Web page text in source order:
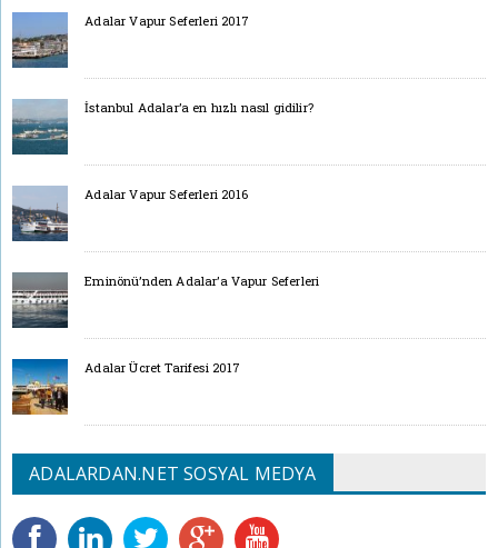
Adalar Vapur Seferleri 2017
İstanbul Adalar’a en hızlı nasıl gidilir?
Adalar Vapur Seferleri 2016
Eminönü’nden Adalar’a Vapur Seferleri
Adalar Ücret Tarifesi 2017
ADALARDAN.NET SOSYAL MEDYA